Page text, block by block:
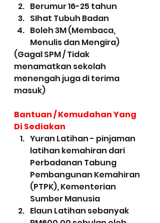
Berumur 16-25 tahun
SIhat Tubuh Badan
Boleh 3M (Membaca,
Menulis dan Mengira)
(Gagal SPM / Tidak
menamatkan sekolah
menengah juga di terima
masuk)
Bantuan / Kemudahan Yang
Di Sediakan
Yuran Latihan - pinjaman
latihan kemahiran dari
Perbadanan Tabung
Pembangunan Kemahiran
(PTPK), Kementerian
Sumber Manusia
Elaun Latihan sebanyak